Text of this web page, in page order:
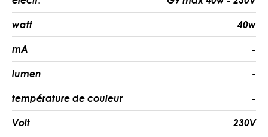
watt 40w
mA -
lumen -
température de couleur -
Volt 230V